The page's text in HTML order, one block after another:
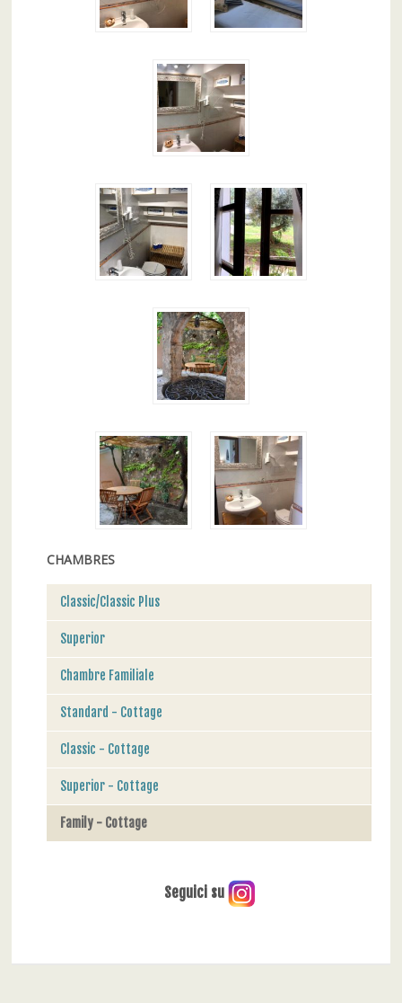
CHAMBRES
Classic/Classic Plus
Superior
Chambre Familiale
Standard - Cottage
Classic - Cottage
Superior - Cottage
Family - Cottage
Seguici su